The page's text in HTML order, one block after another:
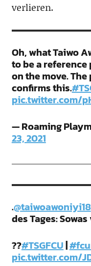
verlieren.
Oh, what Taiwo
to be a
on the move.
confirms this.
pic.twitter.com/
— Roaming
23, 2021
.@taiwoawoniyi18
des Tages:
??#TSGFCU|
pic.twitter.com/